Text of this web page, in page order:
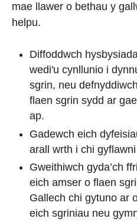
mae llawer o bethau y
helpu.
Diffoddwch
wedi'u cynllunio i
sgrin, neu
flaen sgrin sydd ar
ap.
Gadewch eich
arall wrth i chi
Gweithiwch gyda’ch
eich amser o flaen
Gallech chi gytuno ar
eich sgriniau neu